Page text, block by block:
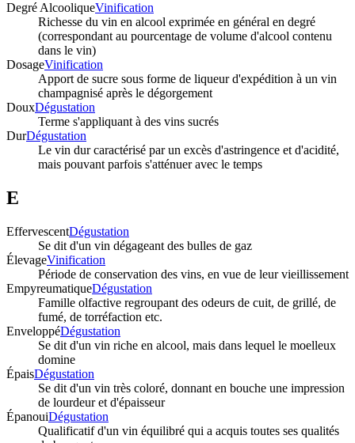
Degré AlcooliqueVinification
Richesse du vin en alcool exprimée en général en degré
(correspondant au pourcentage de volume d'alcool contenu
dans le vin)
DosageVinification
Apport de sucre sous forme de liqueur d'expédition à un vin
champagnisé après le dégorgement
DouxDégustation
Terme s'appliquant à des vins sucrés
DurDégustation
Le vin dur caractérisé par un excès d'astringence et d'acidité,
mais pouvant parfois s'atténuer avec le temps
E
EffervescentDégustation
Se dit d'un vin dégageant des bulles de gaz
ÉlevageVinification
Période de conservation des vins, en vue de leur vieillissement
EmpyreumatiqueDégustation
Famille olfactive regroupant des odeurs de cuit, de grillé, de
fumé, de torréfaction etc.
EnveloppéDégustation
Se dit d'un vin riche en alcool, mais dans lequel le moelleux
domine
ÉpaisDégustation
Se dit d'un vin très coloré, donnant en bouche une impression
de lourdeur et d'épaisseur
ÉpanouiDégustation
Qualificatif d'un vin équilibré qui a acquis toutes ses qualités